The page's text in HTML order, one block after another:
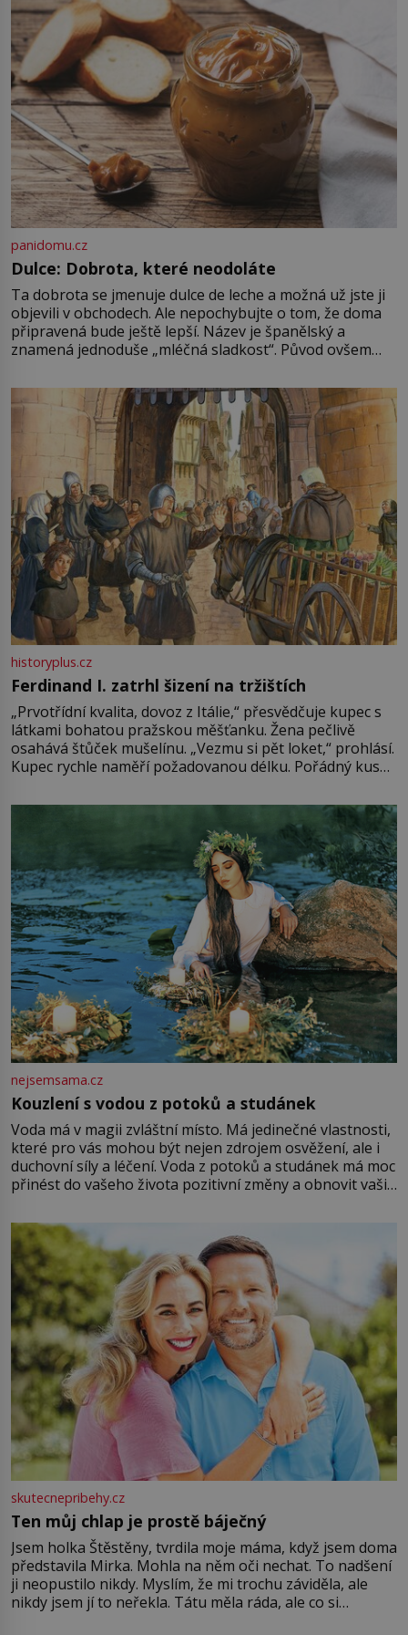
ovládaný muž? Marcus Aurelius byl
zastáncem stoicismu, učení, […]
panidomu.cz
Dulce: Dobrota, které neodoláte
Ta dobrota se jmenuje dulce de leche a možná už jste ji
objevili v obchodech. Ale nepochybujte o tom, že doma
připravená bude ještě lepší. Název je španělský a
znamená jednoduše „mléčná sladkost“. Původ ovšem
pře hned několik latinskoamerických zemí a k tomu
Francie, kde se traduje,
historyplus.cz
Ferdinand I. zatrhl šizení na tržištích
„Prvotřídní kvalita, dovoz z Itálie,“ přesvědčuje kupec s
látkami bohatou pražskou měšťanku. Žena pečlivě
osahává štůček mušelínu. „Vezmu si pět loket,“ prohlásí.
Kupec rychle naměří požadovanou délku. Pořádný kus
milostpaní. Stačí jenom na sukni,“ zhodnotí švadlena
množství růžového mušelínu. „Ošidili vás, podívejte.“
nejsemsama.cz
Kouzlení s vodou z potoků a studánek
Voda má v magii zvláštní místo. Má jedinečné vlastnosti,
které pro vás mohou být nejen zdrojem osvěžení, ale i
duchovní síly a léčení. Voda z potoků a studánek má moc
přinést do vašeho života pozitivní změny a obnovit vaši
můžete obohatit své rituály a přinést do svého života
větší harmonii a klid. Je důležité
skutecnepribehy.cz
Ten můj chlap je prostě báječný
Jsem holka Štěstěny, tvrdila moje máma, když jsem doma
představila Mirka. Mohla na něm oči nechat. To nadšení
ji neopustilo nikdy. Myslím, že mi trochu záviděla, ale
nikdy jsem jí to neřekla. Tátu měla ráda, ale co si